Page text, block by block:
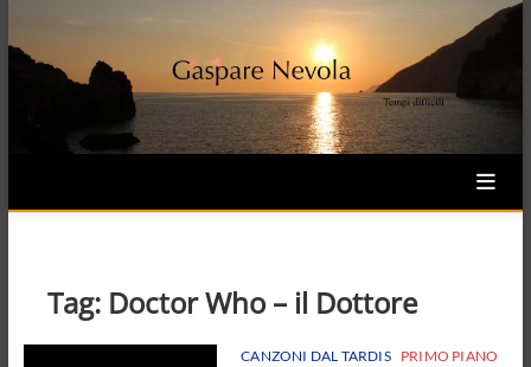
content
Tag: Doctor Who – il Dottore
CANZONI DAL TARDIS PRIMO PIANO